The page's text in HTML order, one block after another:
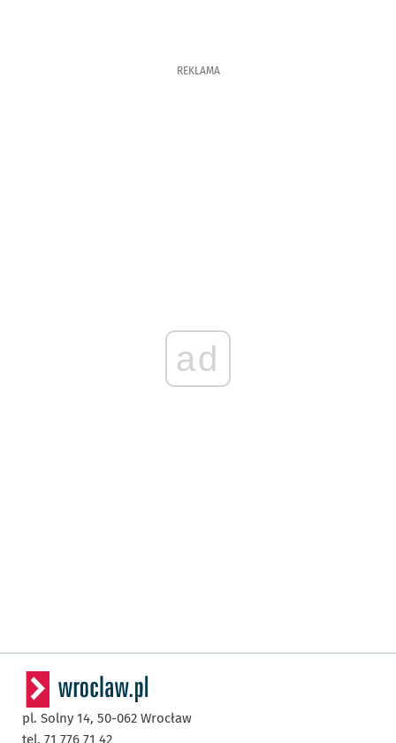
REKLAMA
ad
pl. Solny 14, 50-062 Wrocław
tel. 71 776 71 42